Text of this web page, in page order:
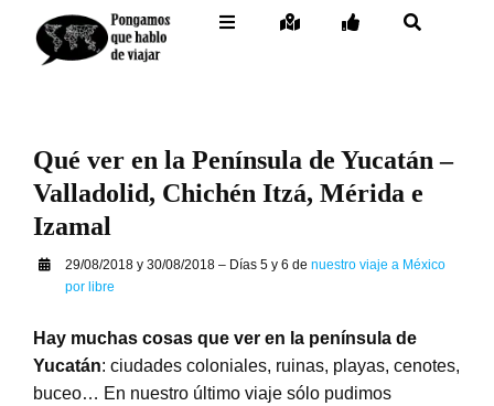
contenido
Toggle
Inicio
Buceo
Contacto
Toggle
Itinerario por días
Toggle
– Instagram
Toggle
Qué ver en la Península de Yucatán –
Valladolid, Chichén Itzá, Mérida e
Izamal
29/08/2018 y 30/08/2018 – Días 5 y 6 de nuestro viaje a México
por libre
Hay muchas cosas que ver en la península de
Yucatán: ciudades coloniales, ruinas, playas, cenotes,
buceo… En nuestro último viaje sólo pudimos